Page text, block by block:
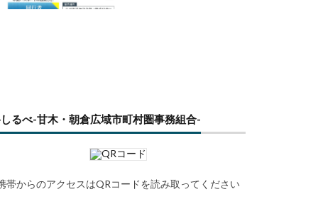
るべ-甘木・朝倉広域市町村圏事務組合-
帯からのアクセスはQRコードを読み取ってください